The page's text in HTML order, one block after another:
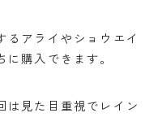
るアライやショウエイ
購入できます。
は見た目重視でレイン